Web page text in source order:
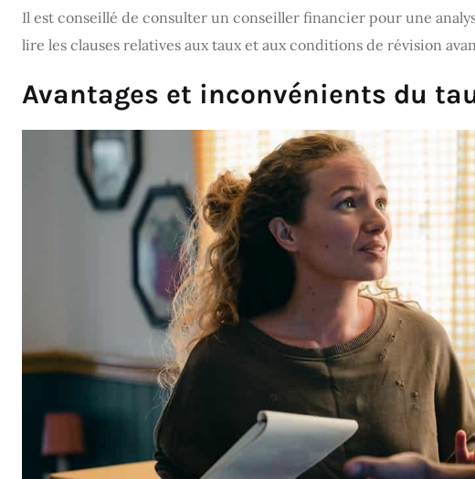
Il est conseillé de consulter un conseiller financier pour une
lire les clauses relatives aux taux et aux conditions de révision
Avantages et inconvénients du